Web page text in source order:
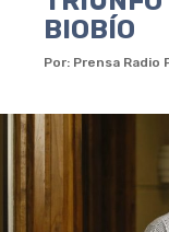
BIOBÍO
Por: Prensa Radio